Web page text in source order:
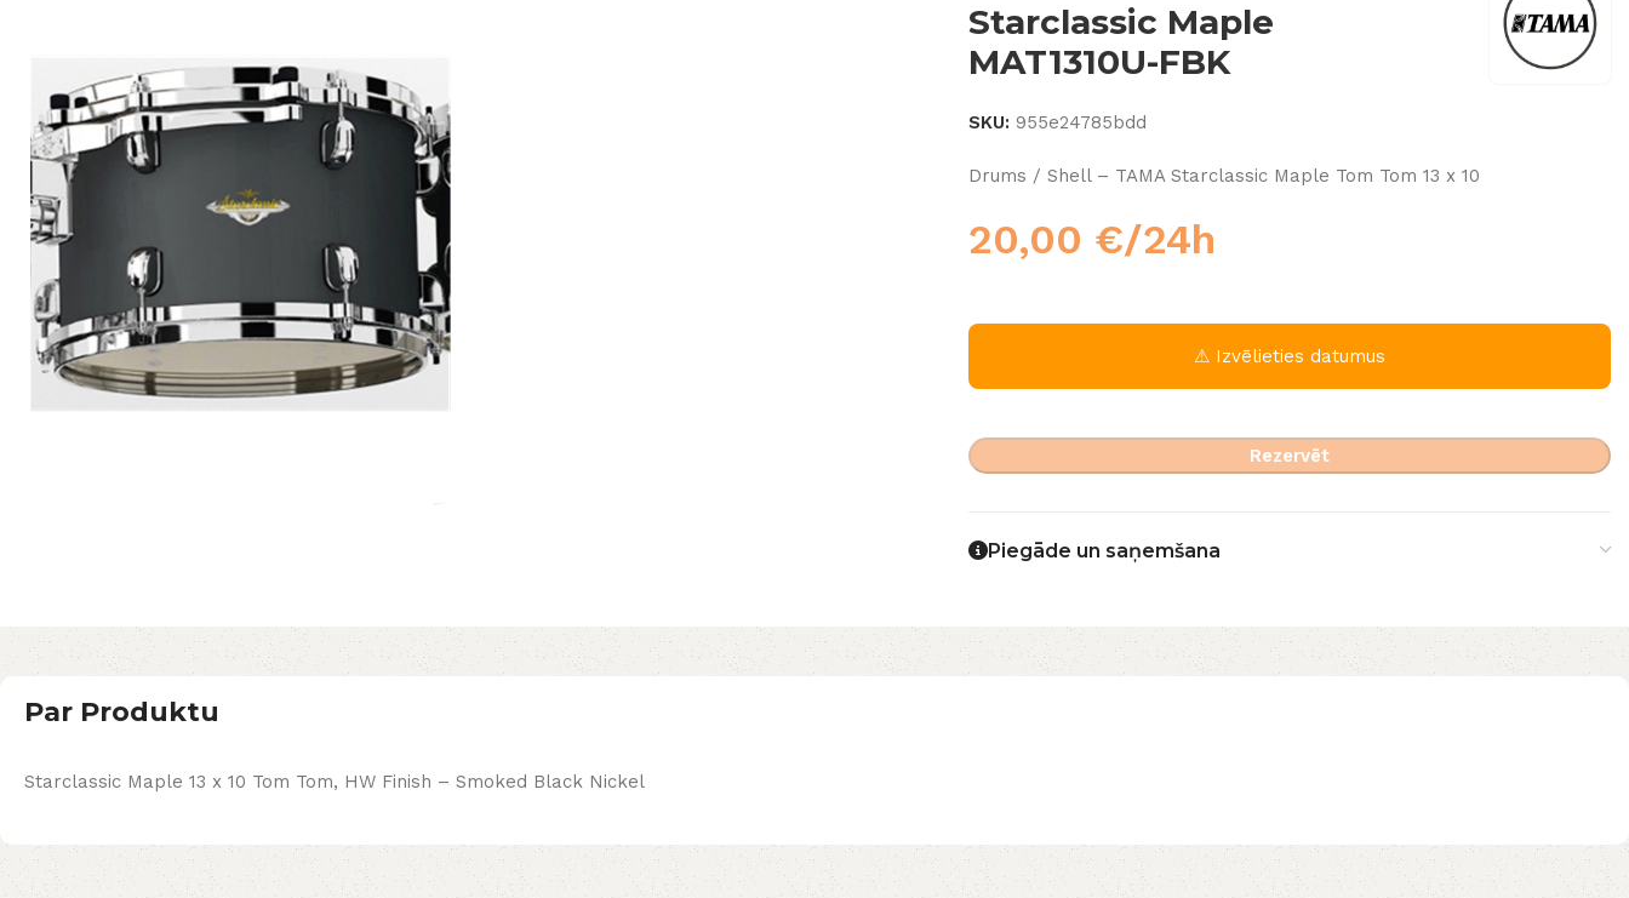
Starclassic Maple
MAT1310U-FBK
SKU: 955e24785bdd
Drums / Shell – TAMA Starclassic Maple Tom Tom 13 x 10
20,00 €/24h
⚠ Izvēlieties datumus
Rezervēt
Piegāde un saņemšana
Par Produktu
Starclassic Maple 13 x 10 Tom Tom, HW Finish – Smoked Black Nickel